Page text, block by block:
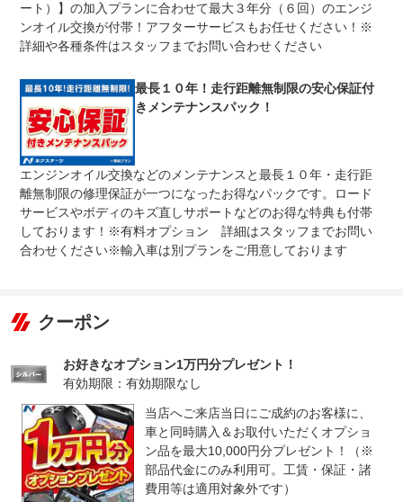
免責金
保証修理の対象となる場合は、お客様の費用負担は一切ご
ざいません。
保証修理
全国のネクステージで受付可能！ご遠方でネクステージに
は、スタッフまでお気軽にお尋ねください。
法定整備 整備無 車両状態については販売店にご確認ください
法定整備
について
-
ート）】の加入プランに合わせて最大３年分（６回）のエンジ
ンオイル交換が付帯！アフターサービスもお任せください！※
詳細や各種条件はスタッフまでお問い合わせください
最長１０年！走行距離無制限の安心保証付
きメンテナンスパック！
エンジンオイル交換などのメンテナンスと最長１０年・走行距
離無制限の修理保証が一つになったお得なパックです。ロード
サービスやボディのキズ直しサポートなどのお得な特典も付帯
しております！※有料オプション 詳細はスタッフまでお問い
合わせください※輸入車は別プランをご用意しております
クーポン
お好きなオプション1万円分プレゼント！
有効期限：有効期限なし
当店へご来店当日にご成約のお客様に、
車と同時購入＆お取付いただくオプショ
ン品を最大10,000円分プレゼント！（※
部品代金にのみ利用可。工賃・保証・諸
費用等は適用対象外です）